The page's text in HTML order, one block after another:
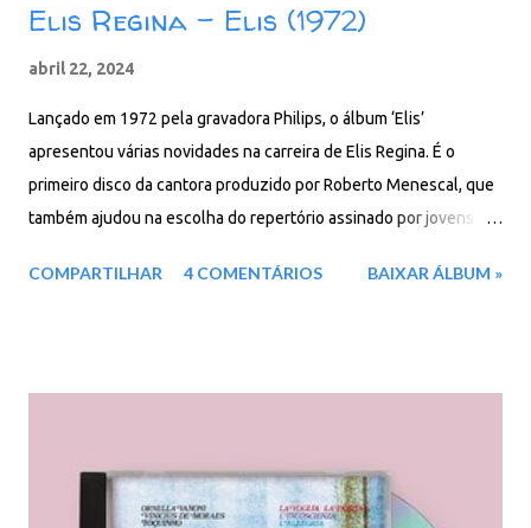
Elis Regina - Elis (1972)
abril 22, 2024
Lançado em 1972 pela gravadora Philips, o álbum ‘Elis’
apresentou várias novidades na carreira de Elis Regina. É o
primeiro disco da cantora produzido por Roberto Menescal, que
também ajudou na escolha do repertório assinado por jovens
Camargo Mariano, com quem Elis iniciaria uma frutífera parceira
seleção musical inclui ‘20 anos blue’ (Sueli Costa/ Vitor Martins),
‘Bala com bala’ (João Bosco/ Aldir Blanc), ‘Cais’ e ‘Nada será
COMPARTILHAR 4 COMENTÁRIOS BAIXAR ÁLBUM »